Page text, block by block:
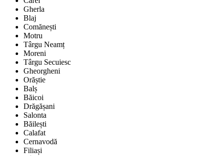
Gherla
Blaj
Comănești
Motru
Târgu Neamț
Moreni
Târgu Secuiesc
Gheorgheni
Orăștie
Balș
Băicoi
Drăgășani
Salonta
Băilești
Calafat
Cernavodă
Filiași